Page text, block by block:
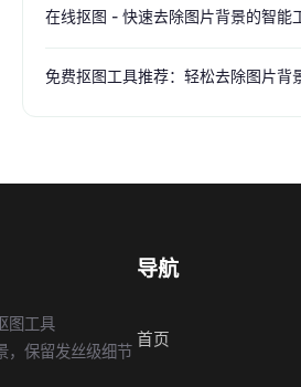
在线抠图 - 快速去除图片背景的智能
免费抠图工具推荐：轻松去除图片背
图工具
，保留发丝级细节
导航
首页